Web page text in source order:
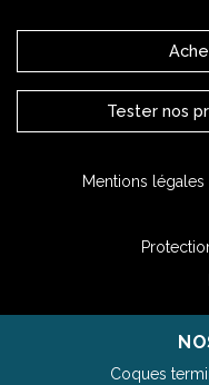
Tester nos
Coques
Mentions